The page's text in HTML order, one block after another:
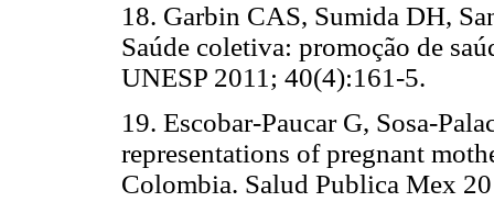
18. Garbin CAS, Sumida DH,
Saúde coletiva: promoção de
UNESP 2011; 40(4):161-5.
19. Escobar-Paucar G, Sosa-
representations of pregnant
Colombia. Salud Publica Mex